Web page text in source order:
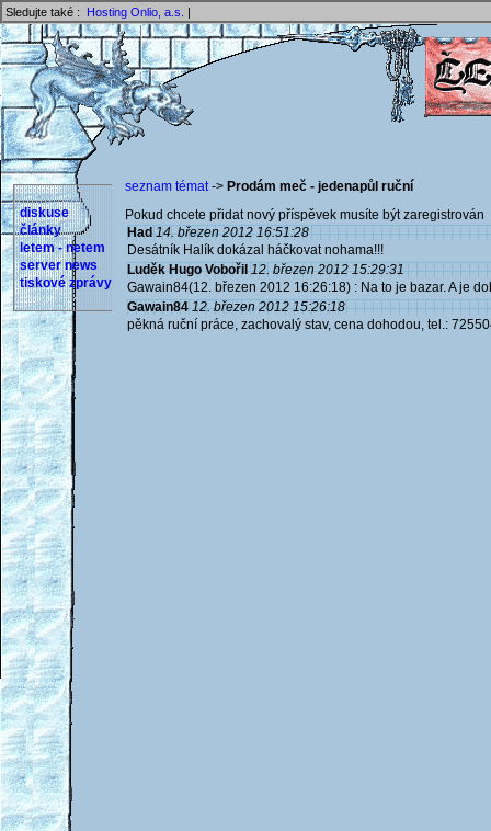
Sledujte také : Hosting Onlio, a.s. |
diskuse
články
letem - netem
server news
tiskové zprávy
seznam témat-> Prodám meč - jedenapůl ruční
Pokud chcete přidat nový příspěvek musíte být
Had 14. březen 2012 16:51:28
Desátník Halík dokázal háčkovat nohama!!!
Luděk Hugo Vobořil 12. březen 2012 15:29:31
Gawain84(12. březen 2012 16:26:18) : Na to je bazar. A je
Gawain84 12. březen 2012 15:26:18
pěkná ruční práce, zachovalý stav, cena dohodou, tel.: